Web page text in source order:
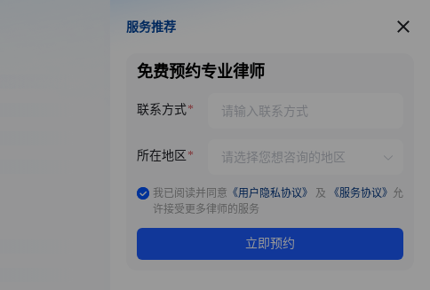
服务推荐
服务推荐
免费预约专业律师
联系方式
所在地区
我已阅读并同意 《用户隐私协议》 及 《服务协议》 允
许接受更多律师的服务
立即预约